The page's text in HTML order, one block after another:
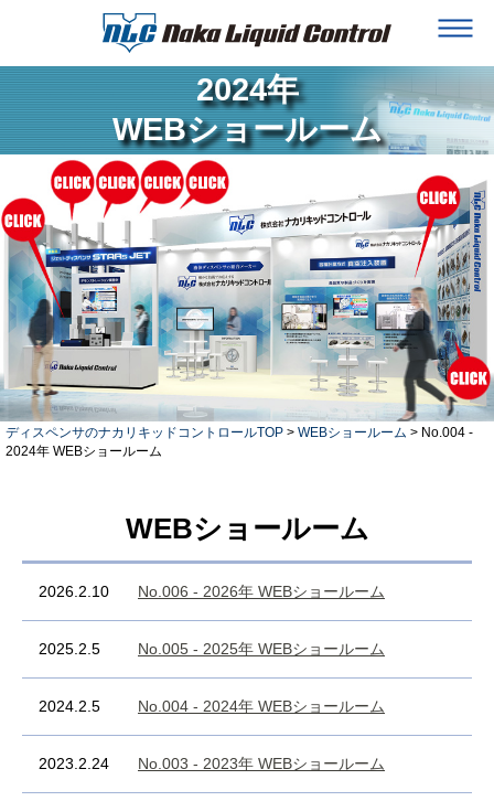
2024年
WEBショールーム
ディスペンサのナカリキッドコントロールTOP > WEBショールーム > No.004 -
2024年 WEBショールーム
WEBショールーム
2026.2.10 No.006 - 2026年 WEBショールーム
2025.2.5 No.005 - 2025年 WEBショールーム
2024.2.5 No.004 - 2024年 WEBショールーム
2023.2.24 No.003 - 2023年 WEBショールーム